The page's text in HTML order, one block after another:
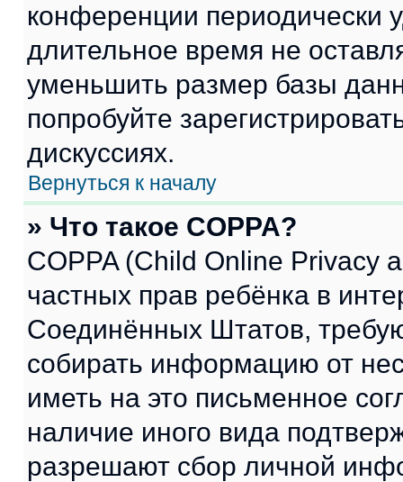
конференции периодически
длительное время не
уменьшить размер базы
попробуйте
дискуссиях.
Вернуться к началу
» Что такое COPPA?
COPPA (Child Online Privacy
частных прав ребёнка в
Соединённых Штатов,
собирать информацию от
иметь на это письменное
наличие иного вида
разрешают сбор личной